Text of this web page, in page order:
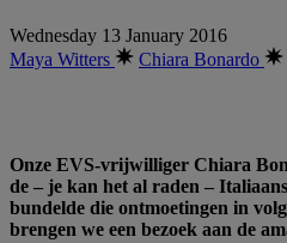
Wednesday 13 January 2016
Maya Witters
Chiara Bonardo
Onze EVS-vrijwilliger Chiara
de – je kan het al raden –
bundelde die ontmoetingen in
brengen we een bezoek aan de